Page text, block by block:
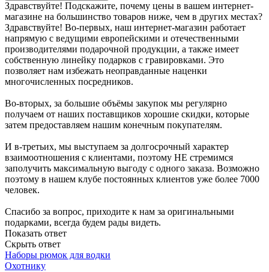
Здравствуйте! Подскажите, почему цены в вашем интернет-
магазине на большинство товаров ниже, чем в других местах?
Здравствуйте! Во-первых, наш интернет-магазин работает
напрямую с ведущими европейскими и отечественными
производителями подарочной продукции, а также имеет
собственную линейку подарков с гравировками. Это
позволяет нам избежать неоправданные наценки
многочисленных посредников.
Во-вторых, за большие объёмы закупок мы регулярно
получаем от наших поставщиков хорошие скидки, которые
затем предоставляем нашим конечным покупателям.
И в-третьих, мы выступаем за долгосрочный характер
взаимоотношения с клиентами, поэтому НЕ стремимся
заполучить максимальную выгоду с одного заказа. Возможно
поэтому в нашем клубе постоянных клиентов уже более 7000
человек.
Спасибо за вопрос, приходите к нам за оригинальными
подарками, всегда будем рады видеть.
Показать ответ
Скрыть ответ
Наборы рюмок для водки
Охотнику